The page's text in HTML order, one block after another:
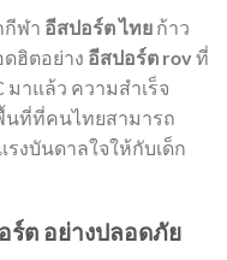
กีฬา อีสปอร์ต ไทย ก้าว
ฮิตอย่าง อีสปอร์ต rovที่
มาแล้ว ความสำเร็จ
นที่ที่คนไทยสามารถ
รงบันดาลใจให้กับเด็ก
ร์ต อย่างปลอดภัย